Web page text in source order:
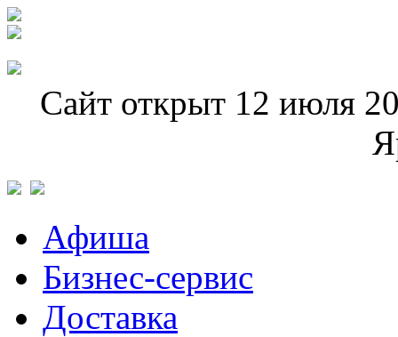
Сайт открыт 12 июля
Афиша
Бизнес-сервис
Доставка